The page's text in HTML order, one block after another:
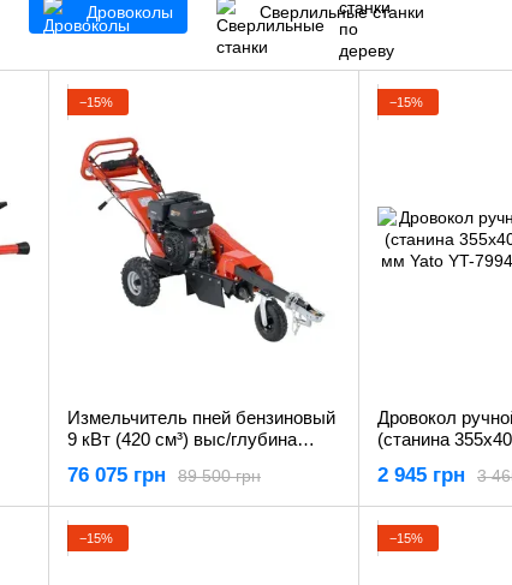
Дровоколы Сверлильные станки
−15%
Измельчитель пней бензиновый
9 кВт (420 см³) выс/глубина
YT-86125
89 500 грн
76 075 грн
−15%
Дровокол
(станина
3
2 945 грн
−15% −15%